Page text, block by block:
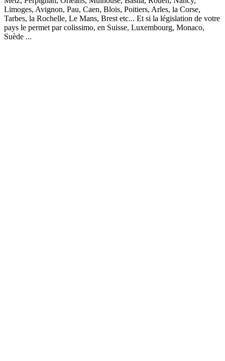
Limoges, Avignon, Pau, Caen, Blois, Poitiers, Arles, la Corse,
Tarbes, la Rochelle, Le Mans, Brest etc... Et si la législation de votre
pays le permet par colissimo, en Suisse, Luxembourg, Monaco,
Suède ...